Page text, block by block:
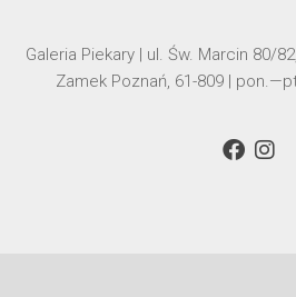
Galeria Piekary | ul. Św. Marcin 80/
Zamek Poznań, 61-809 |